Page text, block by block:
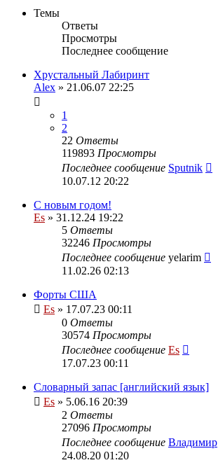
Темы
Ответы
Просмотры
Последнее сообщение
Хрустальный Лабиринт
Alex » 21.06.07 22:25
1
2
22 Ответы
119893 Просмотры
Последнее сообщение Sputnik
10.07.12 20:22
С новым годом!
Es » 31.12.24 19:22
5 Ответы
32246 Просмотры
Последнее сообщение yelarim
11.02.26 02:13
Форты США
Es » 17.07.23 00:11
0 Ответы
30574 Просмотры
Последнее сообщение Es
17.07.23 00:11
Словарный запас [английский язык]
Es » 5.06.16 20:39
2 Ответы
27096 Просмотры
Последнее сообщение Владимир
24.08.20 01:20